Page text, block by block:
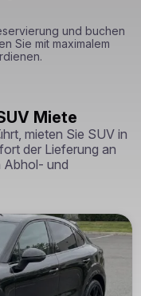
und buchen
Sie mit maximalem
Miete
mieten Sie SUV in
der Lieferung an
Abhol- und